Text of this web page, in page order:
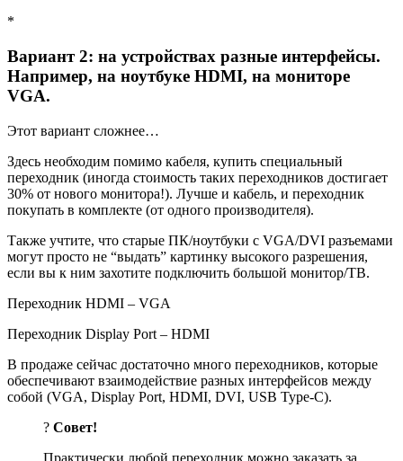
*
Вариант 2: на устройствах разные интерфейсы.
Например, на ноутбуке HDMI, на мониторе
VGA.
Этот вариант сложнее…
Здесь необходим помимо кабеля, купить специальный
переходник (иногда стоимость таких переходников достигает
30% от нового монитора!). Лучше и кабель, и переходник
покупать в комплекте (от одного производителя).
Также учтите, что старые ПК/ноутбуки с VGA/DVI разъемами
могут просто не “выдать” картинку высокого разрешения,
если вы к ним захотите подключить большой монитор/ТВ.
Переходник HDMI – VGA
Переходник Display Port – HDMI
В продаже сейчас достаточно много переходников, которые
обеспечивают взаимодействие разных интерфейсов между
собой (VGA, Display Port, HDMI, DVI, USB Type-C).
? Совет!
Практически любой переходник можно заказать за